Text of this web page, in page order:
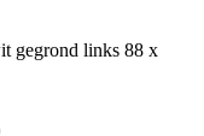
gegrond links 88 x